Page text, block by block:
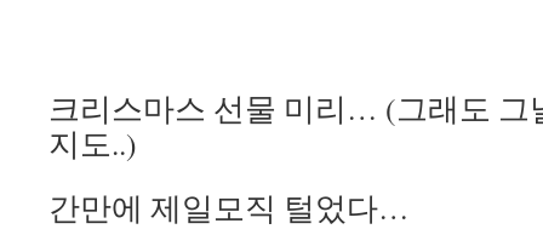
크리스마스 선물 미리… (그래도
지도..)
간만에 제일모직 털었다…